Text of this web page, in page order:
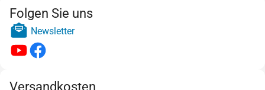
Folgen Sie uns
Newsletter
Versandkosten